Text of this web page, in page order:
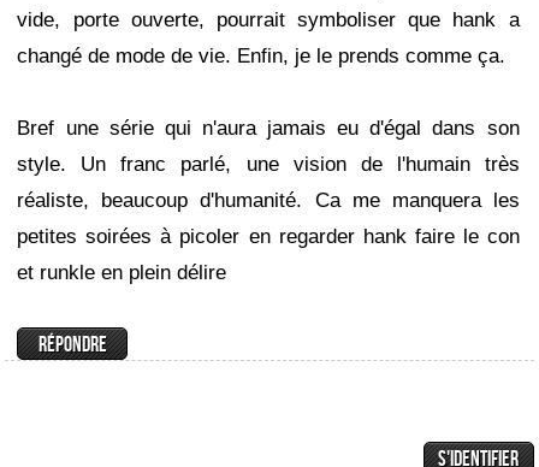
vide, porte ouverte, pourrait symboliser que hank a
changé de mode de vie. Enfin, je le prends comme ça.
Bref une série qui n'aura jamais eu d'égal dans son
style. Un franc parlé, une vision de l'humain très
réaliste, beaucoup d'humanité. Ca me manquera les
petites soirées à picoler en regarder hank faire le con
et runkle en plein délire